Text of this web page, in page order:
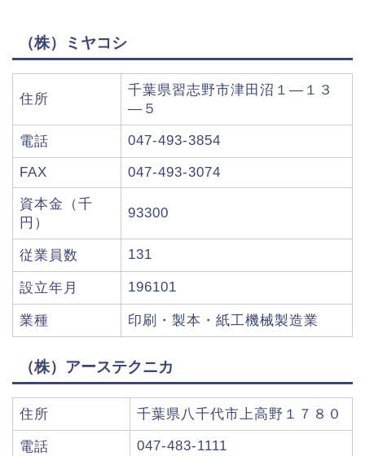
（株）ミヤコシ
住所
千葉県習志野市津田沼１―１３
―５
電話 047-493-3854
FAX 047-493-3074
資本金（千
円）
93300
従業員数 131
設立年月 196101
業種 印刷・製本・紙工機械製造業
（株）アーステクニカ
住所 千葉県八千代市上高野１７８０
電話 047-483-1111